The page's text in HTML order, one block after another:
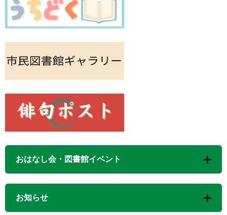
おはなし会・図書館イベント
お知らせ